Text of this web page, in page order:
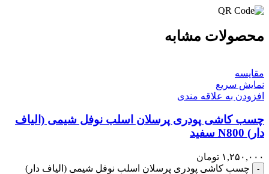
محصولات مشابه
مقايسه
نمایش سریع
افزودن به علاقه مندی
چسب کاشی پودری پرسلان اسلب نوفل شیمی (الیاف
دار) N800 سفید
۱,۲۵۰,۰۰۰ تومان
-
چسب کاشی پودری پرسلان اسلب نوفل شیمی (الیاف دار)